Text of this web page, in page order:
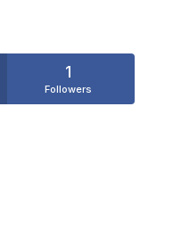
1
Followers